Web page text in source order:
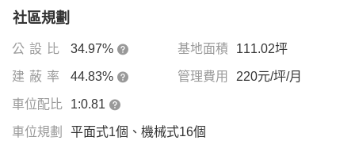
社區規劃
公設比 34.97% 基地面積 111.02坪
建蔽率 44.83% 管理費用 220元/坪/月
車位配比 1:0.81
車位規劃 平面式1個、機械式16個